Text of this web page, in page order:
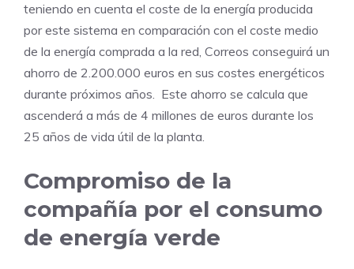
teniendo en cuenta el coste de la energía producida
por este sistema en comparación con el coste medio
de la energía comprada a la red, Correos conseguirá un
ahorro de 2.200.000 euros en sus costes energéticos
durante próximos años. Este ahorro se calcula que
ascenderá a más de 4 millones de euros durante los
25 años de vida útil de la planta.
Compromiso de la
compañía por el consumo
de energía verde